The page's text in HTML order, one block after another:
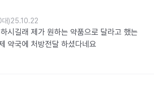
)25.10.22
시길래 제가 원하는 약품으로 달라고 했는
약국에 처방전달 하셨다네요